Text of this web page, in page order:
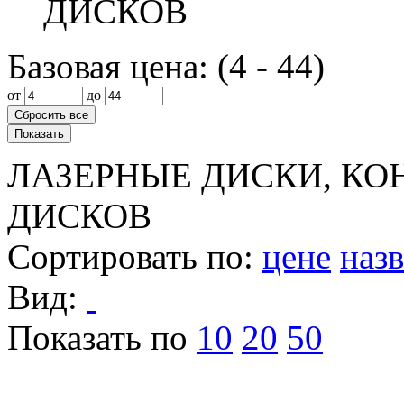
ДИСКОВ
Базовая цена: (4 - 44)
от до
ЛАЗЕРНЫЕ ДИСКИ,
ДИСКОВ
Сортировать по: цене
Вид:
Показать по 10 20 50